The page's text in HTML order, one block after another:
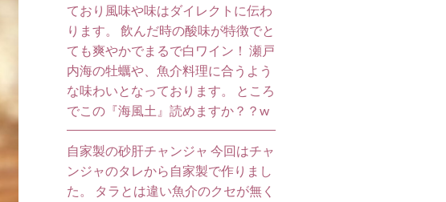
ており風味や味はダイレクトに伝わ
ります。 飲んだ時の酸味が特徴でと
ても爽やかでまるで白ワイン！ 瀬戸
内海の牡蠣や、魚介料理に合うよう
な味わいとなっております。 ところ
でこの『海風土』読めますか？？w
自家製の砂肝チャンジャ 今回はチャ
ンジャのタレから自家製で作りまし
た。 タラとは違い魚介のクセが無く